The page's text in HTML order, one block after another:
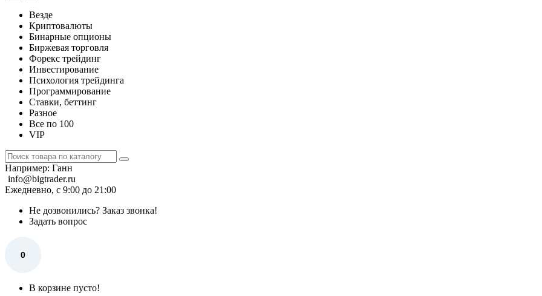
Везде
Криптовалюты
Бинарные опционы
Биржевая торговля
Форекс трейдинг
Инвестирование
Психология трейдинга
Программирование
Ставки, беттинг
Разное
Все по 100
VIP
Например: Ганн
info@bigtrader.ru
Ежедневно, с 9:00 до 21:00
Не дозвонились? Заказ звонка!
Задать вопрос
0
В корзине пусто!